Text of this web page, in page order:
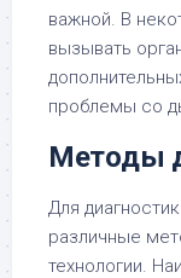
важной. В
вызывать
проблемы со
Методы
Для
различные
технологии.